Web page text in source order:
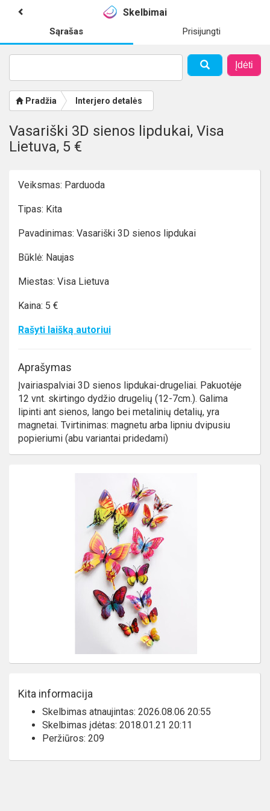
Skelbimai
Sąrašas Prisijungti
Įdėti
Pradžia Interjero detalės
Vasariški 3D sienos lipdukai, Visa
Lietuva, 5 €
Veiksmas: Parduoda
Tipas: Kita
Pavadinimas: Vasariški 3D sienos lipdukai
Būklė: Naujas
Miestas: Visa Lietuva
Kaina: 5 €
Rašyti laišką autoriui
Aprašymas
Įvairiaspalviai 3D sienos lipdukai-drugeliai. Pakuotėje
12 vnt. skirtingo dydžio drugelių (12-7cm.). Galima
lipinti ant sienos, lango bei metalinių detalių, yra
magnetai. Tvirtinimas: magnetu arba lipniu dvipusiu
popieriumi (abu variantai pridedami)
Kita informacija
Skelbimas atnaujintas: 2026.08.06 20:55
Skelbimas įdėtas: 2018.01.21 20:11
Peržiūros: 209